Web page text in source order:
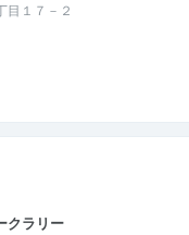
目１７－２
クラリー